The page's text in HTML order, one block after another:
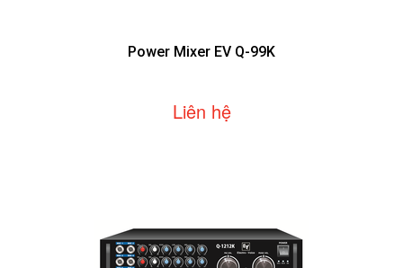
Power Mixer EV Q-99K
Liên hệ